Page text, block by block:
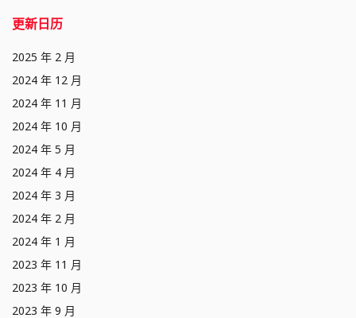
更新日历
2025 年 2 月
2024 年 12 月
2024 年 11 月
2024 年 10 月
2024 年 5 月
2024 年 4 月
2024 年 3 月
2024 年 2 月
2024 年 1 月
2023 年 11 月
2023 年 10 月
2023 年 9 月